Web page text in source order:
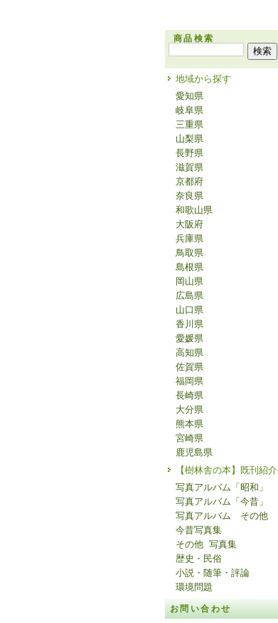
商品検索
地域から探す
愛知県
岐阜県
三重県
山梨県
長野県
滋賀県
京都府
奈良県
和歌山県
大阪府
兵庫県
鳥取県
島根県
岡山県
広島県
山口県
香川県
愛媛県
高知県
佐賀県
福岡県
長崎県
大分県
熊本県
宮崎県
鹿児島県
【樹林舎の本】既刊紹介
写真アルバム「昭和」
写真アルバム「今昔」
写真アルバム その他
今昔写真集
その他 写真集
歴史・民俗
小説・随筆・評論
環境問題
お問い合わせ